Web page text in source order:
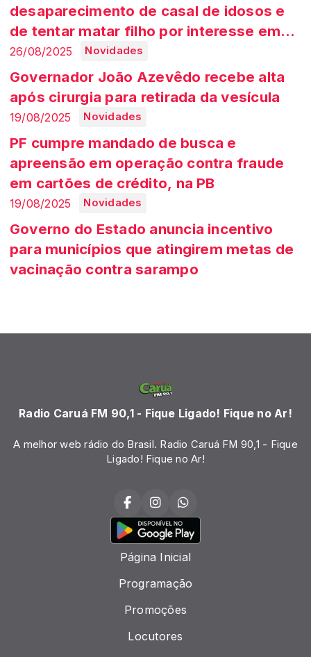
desaparecimento de casal de idosos e
de tentar matar filho por interesse em
casa
Novidades
26/08/2025
Governador João Azevêdo recebe alta
após cirurgia para retirada da vesícula
Novidades
19/08/2025
PF cumpre mandado de busca e
apreensão em operação contra fraude
em cartões de crédito, na PB
Novidades
19/08/2025
Governo do Estado anuncia incentivo
para municípios que atingirem metas de
vacinação contra sarampo
Radio Caruá FM 90,1 - Fique Ligado! Fique no Ar!
A melhor web rádio do Brasil. Radio Caruá FM 90,1 - Fique
Ligado! Fique no Ar!
Página Inicial
Programação
Promoções
Locutores